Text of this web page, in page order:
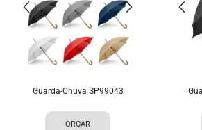
Guarda-Chuva SP99043
ORÇAR